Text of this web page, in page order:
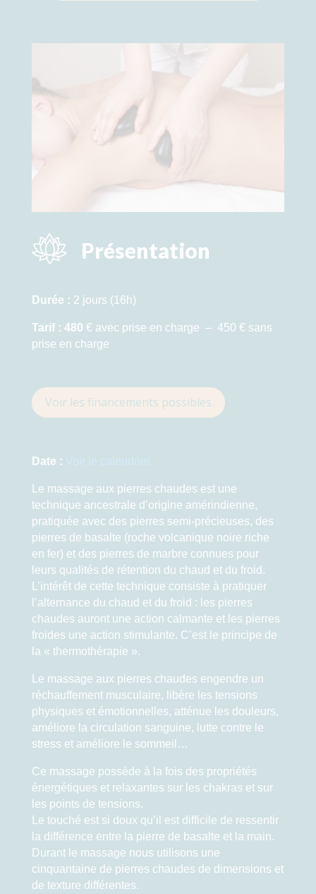
Présentation
Durée : 2 jours (16h)
Tarif : 480 € avec prise en charge – 450 € sans
prise en charge
Voir les financements possibles
Date : Voir le calendrier
Le massage aux pierres chaudes est une
technique ancestrale d’origine amérindienne,
pratiquée avec des pierres semi-précieuses, des
pierres de basalte (roche volcanique noire riche
en fer) et des pierres de marbre connues pour
leurs qualités de rétention du chaud et du froid.
L’intérêt de cette technique consiste à pratiquer
l’alternance du chaud et du froid : les pierres
chaudes auront une action calmante et les pierres
froides une action stimulante. C’est le principe de
la « thermothérapie ».
Le massage aux pierres chaudes engendre un
réchauffement musculaire, libère les tensions
physiques et émotionnelles, atténue les douleurs,
améliore la circulation sanguine, lutte contre le
stress et améliore le sommeil…
Ce massage possède à la fois des propriétés
énergétiques et relaxantes sur les chakras et sur
les points de tensions.
Le touché est si doux qu’il est difficile de ressentir
la différence entre la pierre de basalte et la main.
Durant le massage nous utilisons une
cinquantaine de pierres chaudes de dimensions et
de texture différentes.